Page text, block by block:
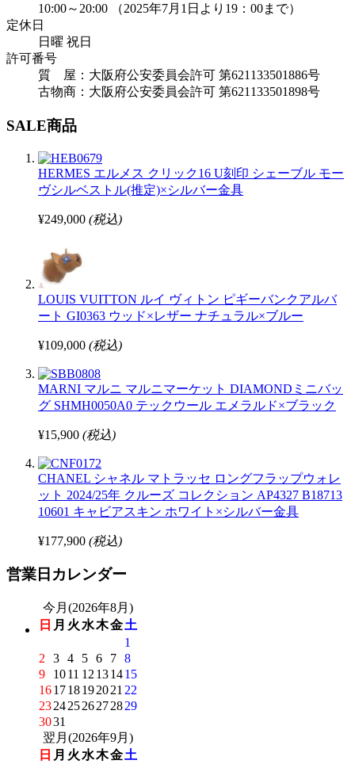
10:00～20:00 （2025年7月1日より19：00まで）
定休日
日曜 祝日
許可番号
質 屋：大阪府公安委員会許可 第621133501886号
古物商：大阪府公安委員会許可 第621133501898号
SALE商品
HERMES エルメス クリック16 U刻印 シェーブル モー
ヴシルベストル(推定)×シルバー金具
¥249,000 (税込)
LOUIS VUITTON ルイ ヴィトン ピギーバンクアルバ
ート GI0363 ウッド×レザー ナチュラル×ブルー
¥109,000 (税込)
MARNI マルニ マルニマーケット DIAMONDミニバッ
グ SHMH0050A0 テックウール エメラルド×ブラック
¥15,900 (税込)
CHANEL シャネル マトラッセ ロングフラップウォレ
ット 2024/25年 クルーズ コレクション AP4327 B18713
10601 キャビアスキン ホワイト×シルバー金具
¥177,900 (税込)
営業日カレンダー
今月(2026年8月)
日 月 火 水木金土
1
2
3 4 5 6 7 8
9
1011 12 131415
161718192021 22
23242526272829
3031
翌月(2026年9月)
日 月 火 水木金土